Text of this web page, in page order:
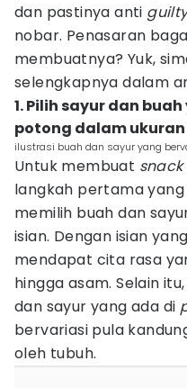
dan pastinya anti
nobar. Penasaran
membuatnya? Yuk,
selengkapnya dalam
1. Pilih sayur dan
potong dalam ukuran
ilustrasi buah dan sayur yang
Untuk membuat
langkah pertama
memilih buah dan
isian. Dengan isian
mendapat cita rasa
hingga asam. Selain
dan sayur yang ada di
bervariasi pula
oleh tubuh.